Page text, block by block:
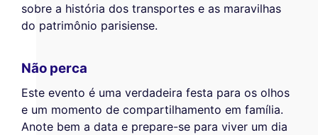
sobre a história dos transportes e as maravilhas
do patrimônio parisiense.
Não perca
Este evento é uma verdadeira festa para os olhos
e um momento de compartilhamento em família.
Anote bem a data e prepare-se para viver um dia